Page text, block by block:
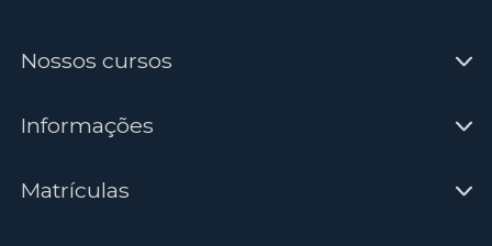
Nossos cursos
Informações
Matrículas